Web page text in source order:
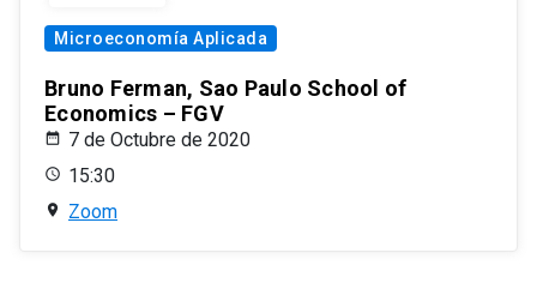
Microeconomía Aplicada
Bruno Ferman, Sao Paulo School of
Economics – FGV
7 de Octubre de 2020
15:30
Zoom